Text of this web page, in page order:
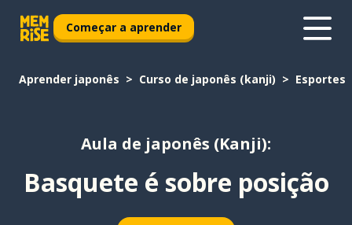
Começar a aprender
Aprender japonês Curso de japonês (kanji) Esportes
Aula de japonês (Kanji):
Basquete é sobre posição